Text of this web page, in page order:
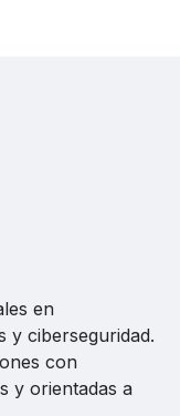
en
y ciberseguridad.
con
y orientadas a